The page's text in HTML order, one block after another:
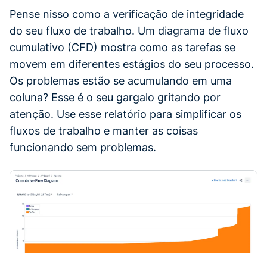
Pense nisso como a verificação de integridade
do seu fluxo de trabalho. Um diagrama de fluxo
cumulativo (CFD) mostra como as tarefas se
movem em diferentes estágios do seu processo.
Os problemas estão se acumulando em uma
coluna? Esse é o seu gargalo gritando por
atenção. Use esse relatório para simplificar os
fluxos de trabalho e manter as coisas
funcionando sem problemas.